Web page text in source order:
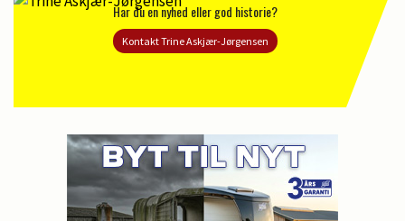
Har du en nyhed eller god historie?
Kontakt Trine Askjær-Jørgensen